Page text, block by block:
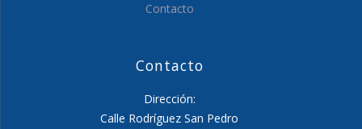
Contacto
Contacto
Dirección:
Calle Rodríguez San Pedro